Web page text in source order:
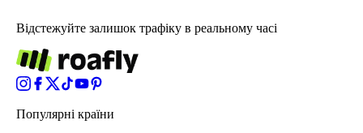
Відстежуйте залишок трафіку в реальному часі
Популярні країни